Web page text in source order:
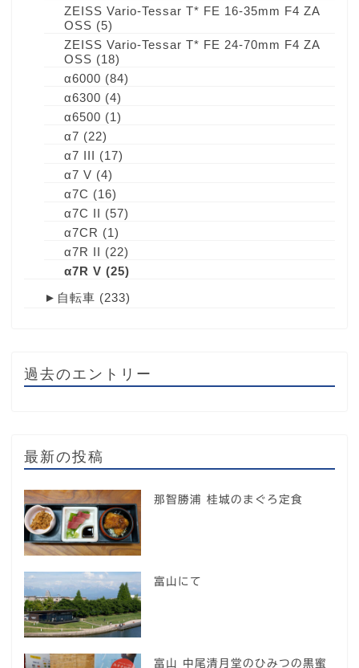
ZEISS Vario-Tessar T* FE 16-35mm F4 ZA
OSS (5)
ZEISS Vario-Tessar T* FE 24-70mm F4 ZA
OSS (18)
α6000 (84)
α6300 (4)
α6500 (1)
α7 (22)
α7 III (17)
α7 V (4)
α7C (16)
α7C II (57)
α7CR (1)
α7R II (22)
α7R V (25)
► 自転車 (233)
過去のエントリー
最新の投稿
那智勝浦 桂城のまぐろ定食
富山にて
富山 中尾清月堂のひみつの黒蜜